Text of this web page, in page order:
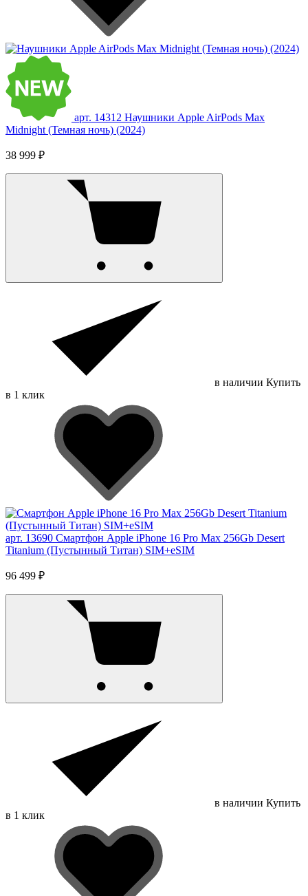
арт. 14312 Наушники Apple AirPods Max
Midnight (Темная ночь) (2024)
38 999 ₽
в наличии Купить
в 1 клик
арт. 13690 Смартфон Apple iPhone 16 Pro Max 256Gb Desert
Titanium (Пустынный Титан) SIM+eSIM
96 499 ₽
в наличии Купить
в 1 клик